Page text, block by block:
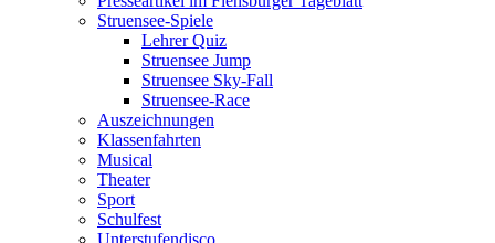
Struensee-Spiele
Lehrer Quiz
Struensee Jump
Struensee Sky-Fall
Struensee-Race
Auszeichnungen
Klassenfahrten
Musical
Theater
Sport
Schulfest
Unterstufendisco